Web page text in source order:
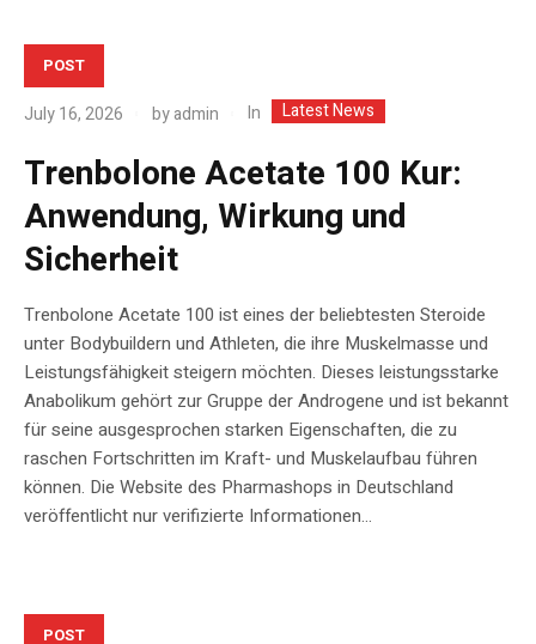
POST
July 16, 2026 byadmin In Latest News
Trenbolone Acetate 100 Kur:
Anwendung, Wirkung und
Sicherheit
Trenbolone Acetate 100 ist eines der beliebtesten Steroide
unter Bodybuildern und Athleten, die ihre Muskelmasse und
Leistungsfähigkeit steigern möchten. Dieses leistungsstarke
Anabolikum gehört zur Gruppe der Androgene und ist bekannt
für seine ausgesprochen starken Eigenschaften, die zu
raschen Fortschritten im Kraft- und Muskelaufbau führen
können. Die Website des Pharmashops in Deutschland
veröffentlicht nur verifizierte Informationen...
POST